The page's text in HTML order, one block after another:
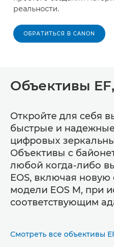
реальности.
ОБРАТИТЬСЯ В CANON
Объективы
Откройте для себя
быстрые и
цифровых
Объективы с
любой когда-либо
EOS, включая новую
модели EOS M, при
соответствующим
Смотреть все объективы